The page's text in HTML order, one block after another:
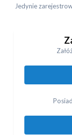
Jedynie